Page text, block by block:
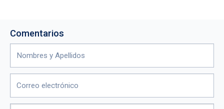
Comentarios